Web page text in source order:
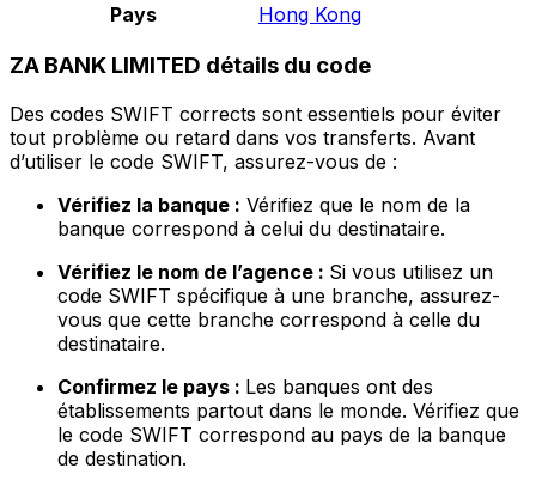
Pays
Hong Kong
ZA BANK LIMITED détails du code
Des codes SWIFT corrects sont essentiels pour éviter
tout problème ou retard dans vos transferts. Avant
d’utiliser le code SWIFT, assurez-vous de :
Vérifiez la banque : Vérifiez que le nom de la
banque correspond à celui du destinataire.
Vérifiez le nom de l’agence : Si vous utilisez un
code SWIFT spécifique à une branche, assurez-
vous que cette branche correspond à celle du
destinataire.
Confirmez le pays : Les banques ont des
établissements partout dans le monde. Vérifiez que
le code SWIFT correspond au pays de la banque
de destination.